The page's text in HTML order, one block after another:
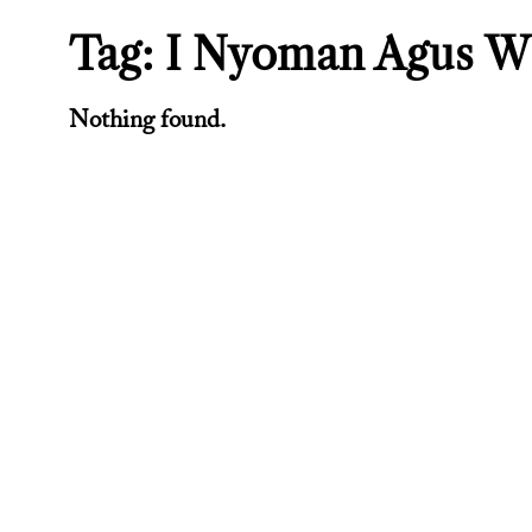
Tag: I Nyoman Agus
Nothing found.